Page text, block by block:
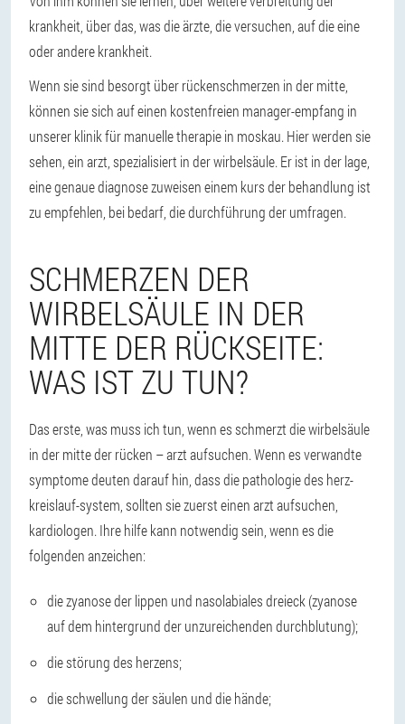
krankheit, über das, was die ärzte, die versuchen, auf die eine
oder andere krankheit.
Wenn sie sind besorgt über rückenschmerzen in der mitte,
können sie sich auf einen kostenfreien manager-empfang in
unserer klinik für manuelle therapie in moskau. Hier werden sie
sehen, ein arzt, spezialisiert in der wirbelsäule. Er ist in der lage,
eine genaue diagnose zuweisen einem kurs der behandlung ist
zu empfehlen, bei bedarf, die durchführung der umfragen.
SCHMERZEN DER
WIRBELSÄULE IN DER
MITTE DER RÜCKSEITE:
WAS IST ZU TUN?
Das erste, was muss ich tun, wenn es schmerzt die wirbelsäule
in der mitte der rücken – arzt aufsuchen. Wenn es verwandte
symptome deuten darauf hin, dass die pathologie des herz-
kreislauf-system, sollten sie zuerst einen arzt aufsuchen,
kardiologen. Ihre hilfe kann notwendig sein, wenn es die
folgenden anzeichen:
die zyanose der lippen und nasolabiales dreieck (zyanose
auf dem hintergrund der unzureichenden durchblutung);
die störung des herzens;
die schwellung der säulen und die hände;